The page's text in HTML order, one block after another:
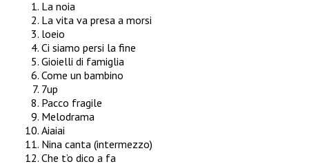
La noia
La vita va presa a morsi
loeio
Ci siamo persi la fine
Gioielli di famiglia
Come un bambino
7up
Pacco fragile
Melodrama
Aiaiai
Nina canta (intermezzo)
Che t’o dico a fa